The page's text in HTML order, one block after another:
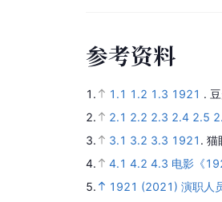
参考资料
1. 1.1 1.2 1.3 1921 .
2.
2.1 2.2 2.3 2.4 2.5
3.
3.1 3.2 3.3 1921 . 猫
4.
4.1 4.2 4.3 电影《
5.
1921 (2021) 演职人